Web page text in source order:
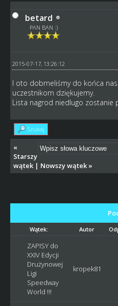
betard
PAN BAN :)
2015-07-17, 13:26:12
I oto dobrneliśmy do końca
uczestnikom dziękujemy.
Lista nagrod niedlugo zostanie
Szukaj
«
Starszy
wątek| Nowszy wątek»
Wątek: Autor
ZAPISY do
XXIV Edycji
Drużynowej
Ligi
Speedway
World !!!
kropek81